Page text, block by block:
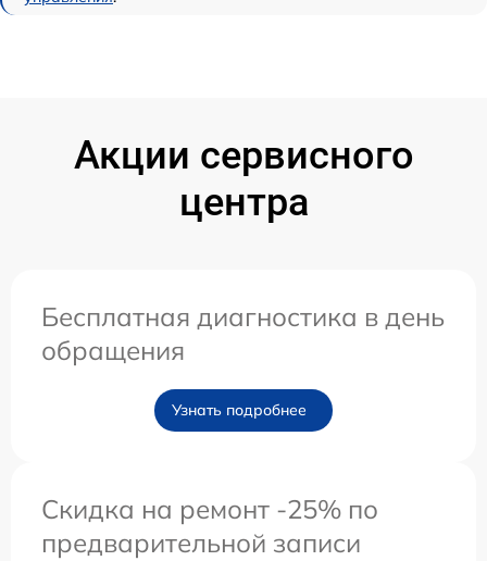
Акции сервисного
центра
Бесплатная диагностика в день
обращения
Узнать подробнее
Скидка на ремонт -25% по
предварительной записи